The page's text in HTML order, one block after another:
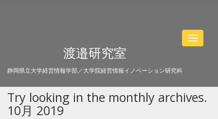
Toggle
渡邉研究室
静岡県立大学経営情報学部／大学院経営情報イノベーション研究科
Try looking in the monthly archives.
10月 2019